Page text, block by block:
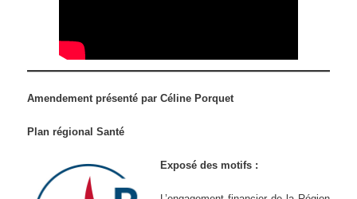
Amendement présenté par Céline Porquet
Plan régional Santé
Exposé des motifs :